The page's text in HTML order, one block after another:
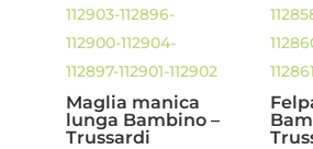
Maglia manica
lunga Bambino –
Trussardi